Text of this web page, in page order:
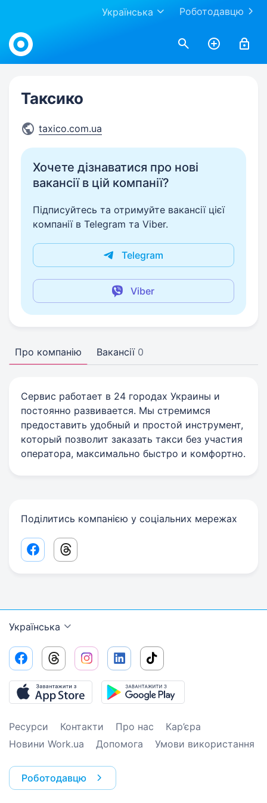
Роботодавцю
Українська
Work.ua
Таксико
taxico.com.ua
Хочете дізнаватися про нові
вакансії в цій компанії?
Підписуйтесь та отримуйте вакансії цієї
компанії в Telegram та Viber.
Telegram
Viber
Про компанію Вакансії 0
Сервис работает в 24 городах Украины и
постоянно развивается. Мы стремимся
предоставить удобный и простой инструмент,
который позволит заказать такси без участия
оператора, максимально быстро и комфортно.
Поділитись компанією у соціальних мережах
Facebook share link
Threads share link
Українська
Ресурси Контакти Про нас
Кар’єра
Новини Work.ua
Допомога Умови використання
Роботодавцю